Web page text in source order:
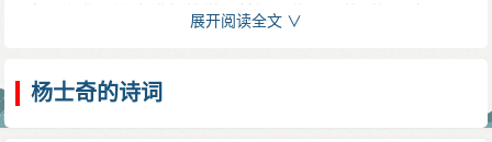
走于湖北、湖南进行教学，其间居住江夏的时间最长。
王叔英以史才推荐杨士奇。之后，他进入翰林，充当编
展开阅读全文 ∨
杨士奇的诗词